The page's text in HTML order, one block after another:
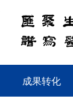
成果转化